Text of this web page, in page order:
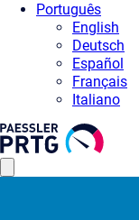
Português
English
Deutsch
Español
Français
Italiano